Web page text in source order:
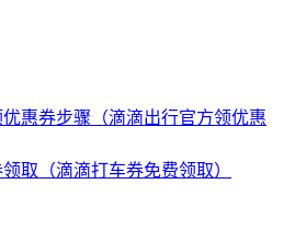
惠券步骤（滴滴出行官方领优惠
取（滴滴打车券免费领取）